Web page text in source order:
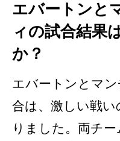
エバートンと
ィの試合結果
か？
エバートンとマ
合は、激しい戦
りました。両チ